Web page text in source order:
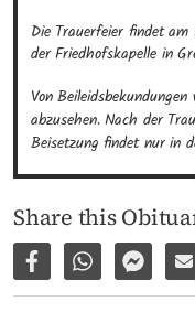
Die Trauerfeier findet
der Friedhofskapelle in
Von
abzusehen. Nach der
Beisetzung findet nur in
Share this
Share on Facebook
Share via
Share